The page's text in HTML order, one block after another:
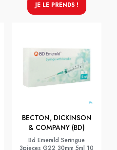
JE LE PRENDS !
BECTON, DICKINSON
& COMPANY (BD)
Bd Emerald Seringue
3pieces G22 30mm 5ml 10